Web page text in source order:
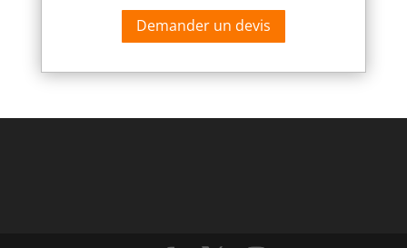
Demander un devis